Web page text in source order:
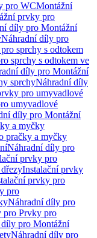
pro WCMontážní
prvky pro
díly pro Montážní
Náhradní díly pro
sprchy s odtokem
sprchy s odtokem ve
díly pro Montážní
sprchyNáhradní díly
pro umyvadlové
umyvadlové
díly pro Montážní
a myčky
pračky a myčky
Náhradní díly pro
prvky pro
Instalační prvky
prvky pro
pro
Náhradní díly pro
pro Prvky pro
pro Montážní
Náhradní díly pro